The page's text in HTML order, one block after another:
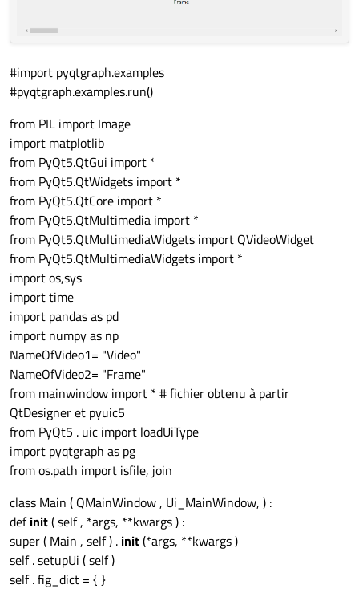
#import pyqtgraph.examples
#pyqtgraph.examples.run()
from PIL import Image
import matplotlib
from PyQt5.QtGui import *
from PyQt5.QtWidgets import *
from PyQt5.QtCore import *
from PyQt5.QtMultimedia import *
from PyQt5.QtMultimediaWidgets import QVideoWidget
from PyQt5.QtMultimediaWidgets import *
import os,sys
import time
import pandas as pd
import numpy as np
NameOfVideo1= "Video"
NameOfVideo2= "Frame"
from mainwindow import * # fichier obtenu à partir
QtDesigner et pyuic5
from PyQt5 . uic import loadUiType
import pyqtgraph as pg
from os.path import isfile, join
class Main ( QMainWindow , Ui_MainWindow, ) :
definit( self , *args, **kwargs ) :
super ( Main , self ) . init(*args, **kwargs )
self . setupUi ( self )
self . fig_dict = { }